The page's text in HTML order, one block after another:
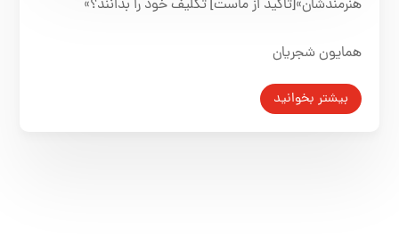
هنرمندشان»[تاکید از ماست] تکلیف خود را بدانند؟»
همایون شجریان
بیشتر بخوانید